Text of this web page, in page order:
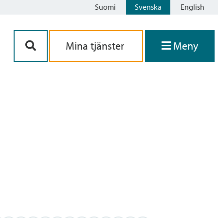
Suomi Svenska English
Mina tjänster Meny